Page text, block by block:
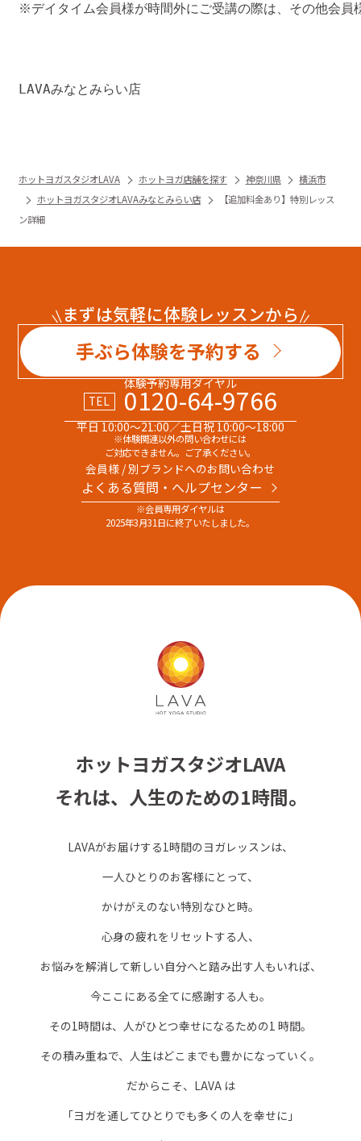
※デイタイム会員様が時間外にご受講の際は、その他会員
LAVAみなとみらい店
ホットヨガスタジオLAVA ホットヨガ店舗を探す 神奈川県
横浜市
ホットヨガスタジオLAVAみなとみらい店
【追加料金あり】特別レッス
ン詳細
まずは気軽に体験レッスンから
手ぶら体験を予約する
体験予約専用ダイヤル
TEL
0120-64-9766
平日 10:00～21:00／土日祝 10:00～18:00
※体験関連以外の問い合わせには
ご対応できません。ご了承ください。
会員様 / 別ブランドへのお問い合わせ
よくある質問・へルプセンター
※会員専用ダイヤルは
2025年3月31日に終了いたしました。
ホットヨガスタジオLAVA
それは、人生のための1時間。
LAVAがお届けする1時間のヨガレッスンは、
一人ひとりのお客様にとって、
かけがえのない特別なひと時。
心身の疲れをリセットする人、
お悩みを解消して新しい自分へと踏み出す人もいれば、
今ここにある全てに感謝する人も。
その1時間は、人がひとつ幸せになるための1 時間。
その積み重ねで、人生はどこまでも豊かになっていく。
だからこそ、LAVA は
「ヨガを通してひとりでも多くの人を幸せに」